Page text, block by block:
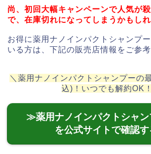
尚、初回大幅キャンペーンで人気が
で、在庫切れになってしまうかもしれ
お得に薬用ナノインパクトシャンプ
いる方は、下記の販売店情報をご参考
＼薬用ナノインパクトシャンプーの
込)！いつでも解約OK
≫薬用ナノインパクトシャン
を公式サイトで確認